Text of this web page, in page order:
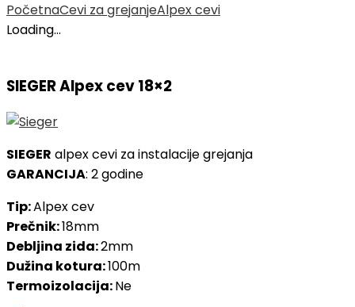
PočetnaCevi za grejanjeAlpex cevi
Loading...
SIEGER Alpex cev 18×2
SIEGER alpex cevi za instalacije grejanja
GARANCIJA: 2 godine
Tip:Alpex cev
Prečnik:18mm
Debljina zida:2mm
Dužina kotura:100m
Termoizolacija:Ne